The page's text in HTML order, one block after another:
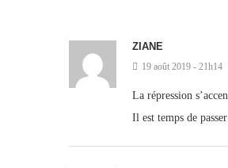
ZIANE
19 août 2019 - 21h14
La répression
Il est temps de